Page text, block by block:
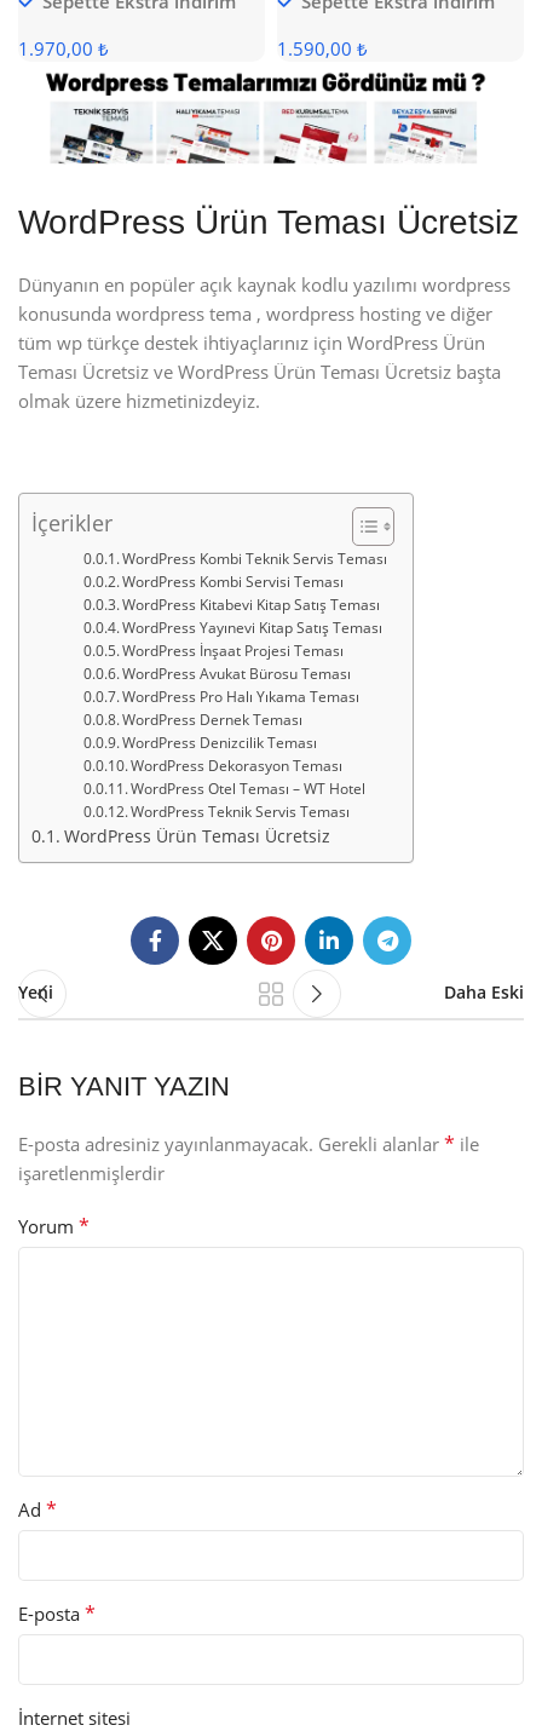
1.970,00 ₺
1.590,00 ₺
WordPress Ürün Teması Ücretsiz
Dünyanın en popüler açık kaynak kodlu yazılımı wordpress
konusunda wordpress tema , wordpress hosting ve diğer
tüm wp türkçe destek ihtiyaçlarınız için WordPress Ürün
Teması Ücretsiz ve WordPress Ürün Teması Ücretsiz başta
olmak üzere hizmetinizdeyiz.
İçerikler
WordPress Kombi Teknik Servis Teması
WordPress Kombi Servisi Teması
WordPress Kitabevi Kitap Satış Teması
WordPress Yayınevi Kitap Satış Teması
WordPress İnşaat Projesi Teması
WordPress Avukat Bürosu Teması
WordPress Pro Halı Yıkama Teması
WordPress Dernek Teması
WordPress Denizcilik Teması
WordPress Dekorasyon Teması
WordPress Otel Teması – WT Hotel
WordPress Teknik Servis Teması
WordPress Ürün Teması Ücretsiz
Yeni Daha Eski
BIR YANIT YAZIN
E-posta adresiniz yayınlanmayacak. Gerekli alanlar * ile
işaretlenmişlerdir
Yorum *
Ad *
E-posta *
İnternet sitesi